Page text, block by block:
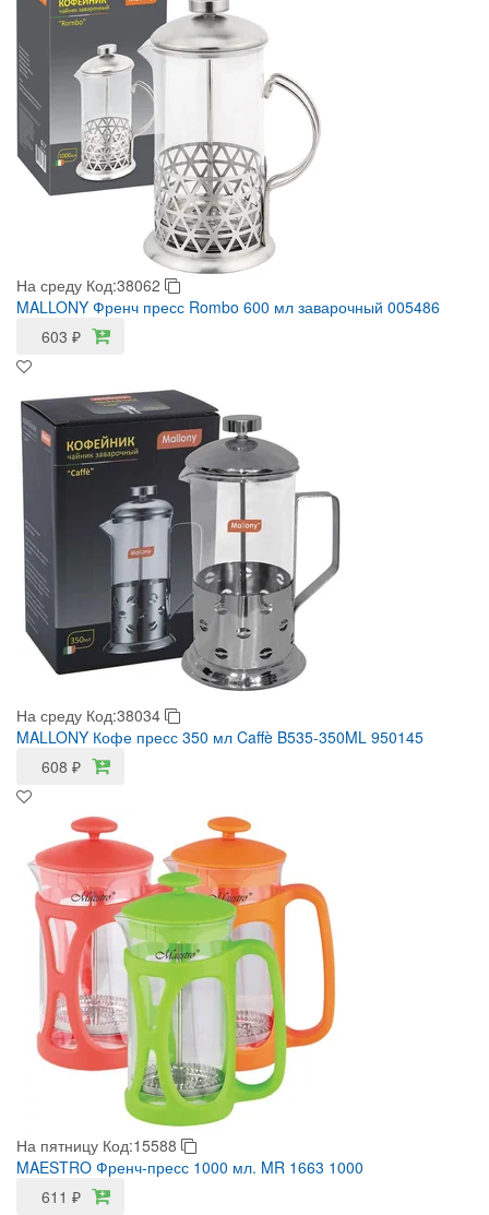
На среду Код:38062
MALLONY Френч пресс Rombo 600 мл заварочный 005486
603 ₽
На среду Код:38034
MALLONY Кофе пресс 350 мл Caffè B535-350ML 950145
608 ₽
На пятницу Код:15588
MAESTRO Френч-пресс 1000 мл. MR 1663 1000
611 ₽